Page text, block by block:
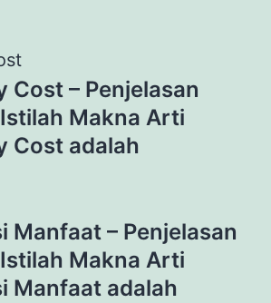
– Penjelasan
Makna Arti
Cost adalah
Manfaat – Penjelasan
Makna Arti
Manfaat adalah